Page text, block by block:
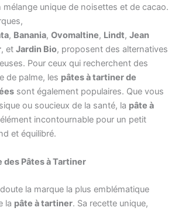
mélange unique de noisettes et de cacao.
, Banania, Ovomaltine, Lindt, Jean
, et Jardin Bio, proposent des alternatives
Pour ceux qui recherchent des
de palme, les pâtes à tartiner de
sont également populaires. Que vous
ou soucieux de la santé, la pâte à
incontournable pour un petit
et équilibré.
des Pâtes à Tartiner
la marque la plus emblématique
la pâte à tartiner. Sa recette unique,